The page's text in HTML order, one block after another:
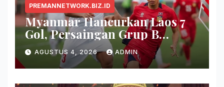
PREMANNETWORK.BIZ.ID
Myanmar Hancurkan Laos 7
Gol, Persaingan Grup B
Memanas!
AGUSTUS 4, 2026 ADMIN